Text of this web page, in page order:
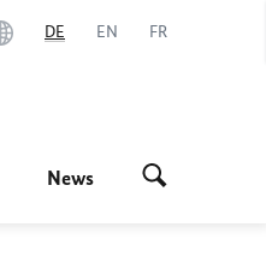
DE EN FR
News